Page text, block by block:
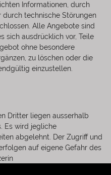
Informationen, durch
durch technische Störungen
Alle Angebote sind
sich ausdrücklich vor, Teile
ohne besondere
zu löschen oder die
einzustellen.
Dritter liegen ausserhalb
Es wird jegliche
abgelehnt. Der Zugriff und
auf eigene Gefahr des